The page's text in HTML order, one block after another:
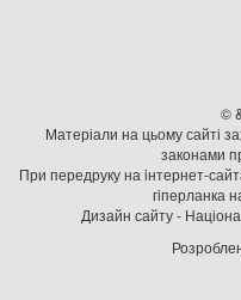
©
Матеріали на цьому сайті
законами
При передруку на iнтернет-
гiперланка
Дизайн сайту -